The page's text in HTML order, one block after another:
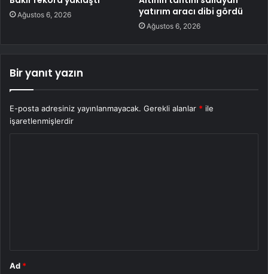
Ağustos 6, 2026
yatırım aracı dibi gördü
Ağustos 6, 2026
Bir yanıt yazın
E-posta adresiniz yayınlanmayacak. Gerekli alanlar * ile
işaretlenmişlerdir
Ad *